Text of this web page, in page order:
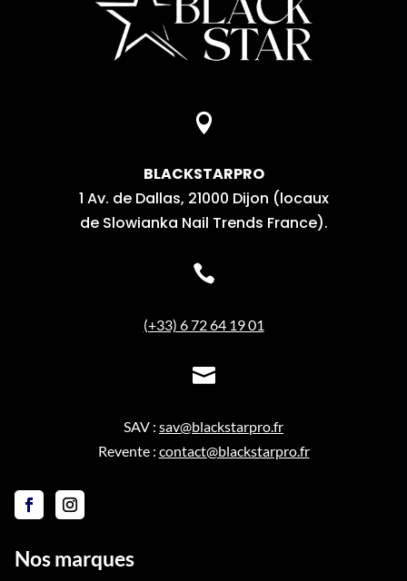

BLACKSTARPRO
1 Av. de Dallas, 21000 Dijon (locaux
de Slowianka Nail Trends France).

(+33) 6 72 64 19 01

SAV : sav@blackstarpro.fr
Revente : contact@blackstarpro.fr
Nos marques